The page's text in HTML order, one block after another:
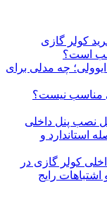
کولر گازی
است؟
چه مدلی برای
مناسب نیست؟
نصب پنل داخلی
استاندارد و
کولر گازی در
اشتباهات رایج